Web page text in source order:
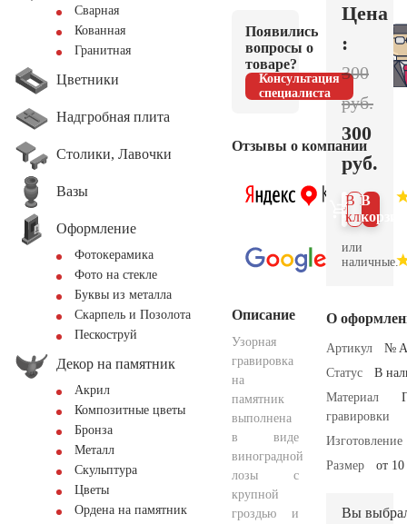
Сварная
Кованная
Гранитная
Цветники
Надгробная плита
Столики, Лавочки
Вазы
Оформление
Фотокерамика
Фото на стекле
Буквы из металла
Скарпель и Позолота
Пескоструй
Декор на памятник
Акрил
Композитные цветы
Бронза
Металл
Скульптура
Цветы
Ордена на памятник
Появились
вопросы о
товаре?
Консультация
специалиста
Отзывы о компании
Описание
Узорная
гравировка
на
памятник
выполнена
в виде
виноградной
лозы с
крупной
гроздью и
Цена
:
300
руб.
300
руб.
В
В 1
клик
или
наличные.
О
Артикул
№
Статус
В
Материал
гравировки
Изготовление
Размер
от
Вы